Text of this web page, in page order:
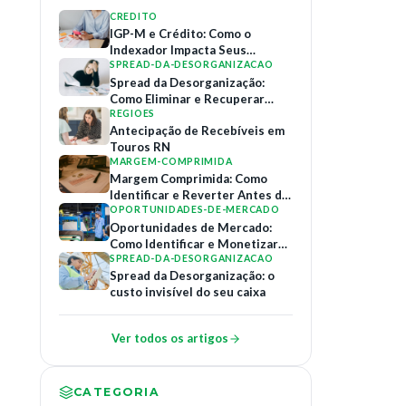
CREDITO
IGP-M e Crédito: Como o
Indexador Impacta Seus
Contratos de Financiamento
SPREAD-DA-DESORGANIZACAO
Spread da Desorganização:
Como Eliminar e Recuperar
Margem
REGIOES
Antecipação de Recebíveis em
Touros RN
MARGEM-COMPRIMIDA
Margem Comprimida: Como
Identificar e Reverter Antes do
Colapso
OPORTUNIDADES-DE-MERCADO
Oportunidades de Mercado:
Como Identificar e Monetizar
Relações B2B
SPREAD-DA-DESORGANIZACAO
Spread da Desorganização: o
custo invisível do seu caixa
Ver todos os artigos
CATEGORIA